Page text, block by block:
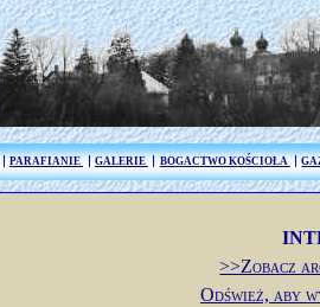
PARAFIANIE GALERIE BOGACTWO KOŚCIOŁA
>>Zobacz
Odśwież, aby